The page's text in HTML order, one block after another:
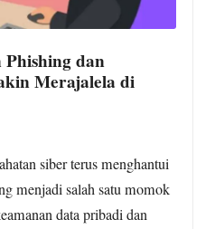
Phishing dan
Merajalela di
siber terus menghantui
menjadi salah satu momok
data pribadi dan